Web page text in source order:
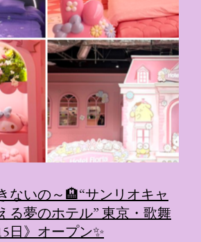
ないの～🏨“サンリオキャ
る夢のホテル” 東京・歌舞
日》オープン✨️